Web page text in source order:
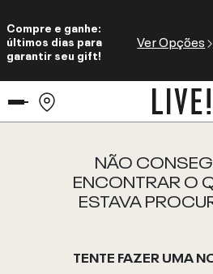
Compre e ganhe:
últimos dias para
garantir seu gift!
Ver Opções
NÃO
ENCONTRAR O
ESTAVA
TENTE FAZER UMA